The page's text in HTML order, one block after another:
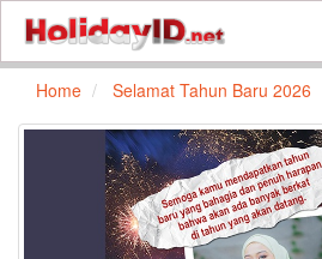
Home Selamat Tahun Baru 2026